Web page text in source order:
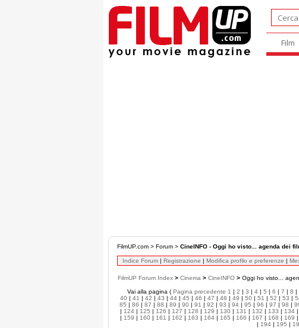
Film
FilmUP.com > Forum > CineINFO - Oggi ho visto... agenda dei
Indice Forum | Registrazione | Modifica profilo e preferenze |
FilmUP Forum Index > Cinema > CineINFO > Oggi ho visto...
Vai alla pagina ( Pagina precedente 1 | 2 | 3 | 4 | 5 | 6 | 7 | 8 |
40 | 41 | 42 | 43 | 44 | 45 | 46 | 47 | 48 | 49 | 50 | 51 | 52 | 53 |
85 | 86 | 87 | 88 | 89 | 90 | 91 | 92 | 93 | 94 | 95 | 96 | 97 | 98 |
| 124 | 125 | 126 | 127 | 128 | 129 | 130 | 131 | 132 | 133 | 134 |
| 159 | 160 | 161 | 162 | 163 | 164 | 165 | 166 | 167 | 168 | 169 |
| 194 | 195 |